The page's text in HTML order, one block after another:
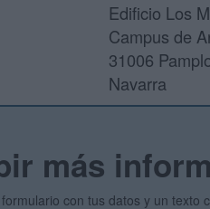
Edificio Los
Campus de
31006
Navarra
más
con tus datos y un texto